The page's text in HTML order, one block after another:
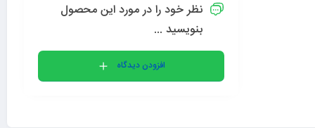
نظر خود را در مورد این محصول
بنویسید ...
افزودن دیدگاه